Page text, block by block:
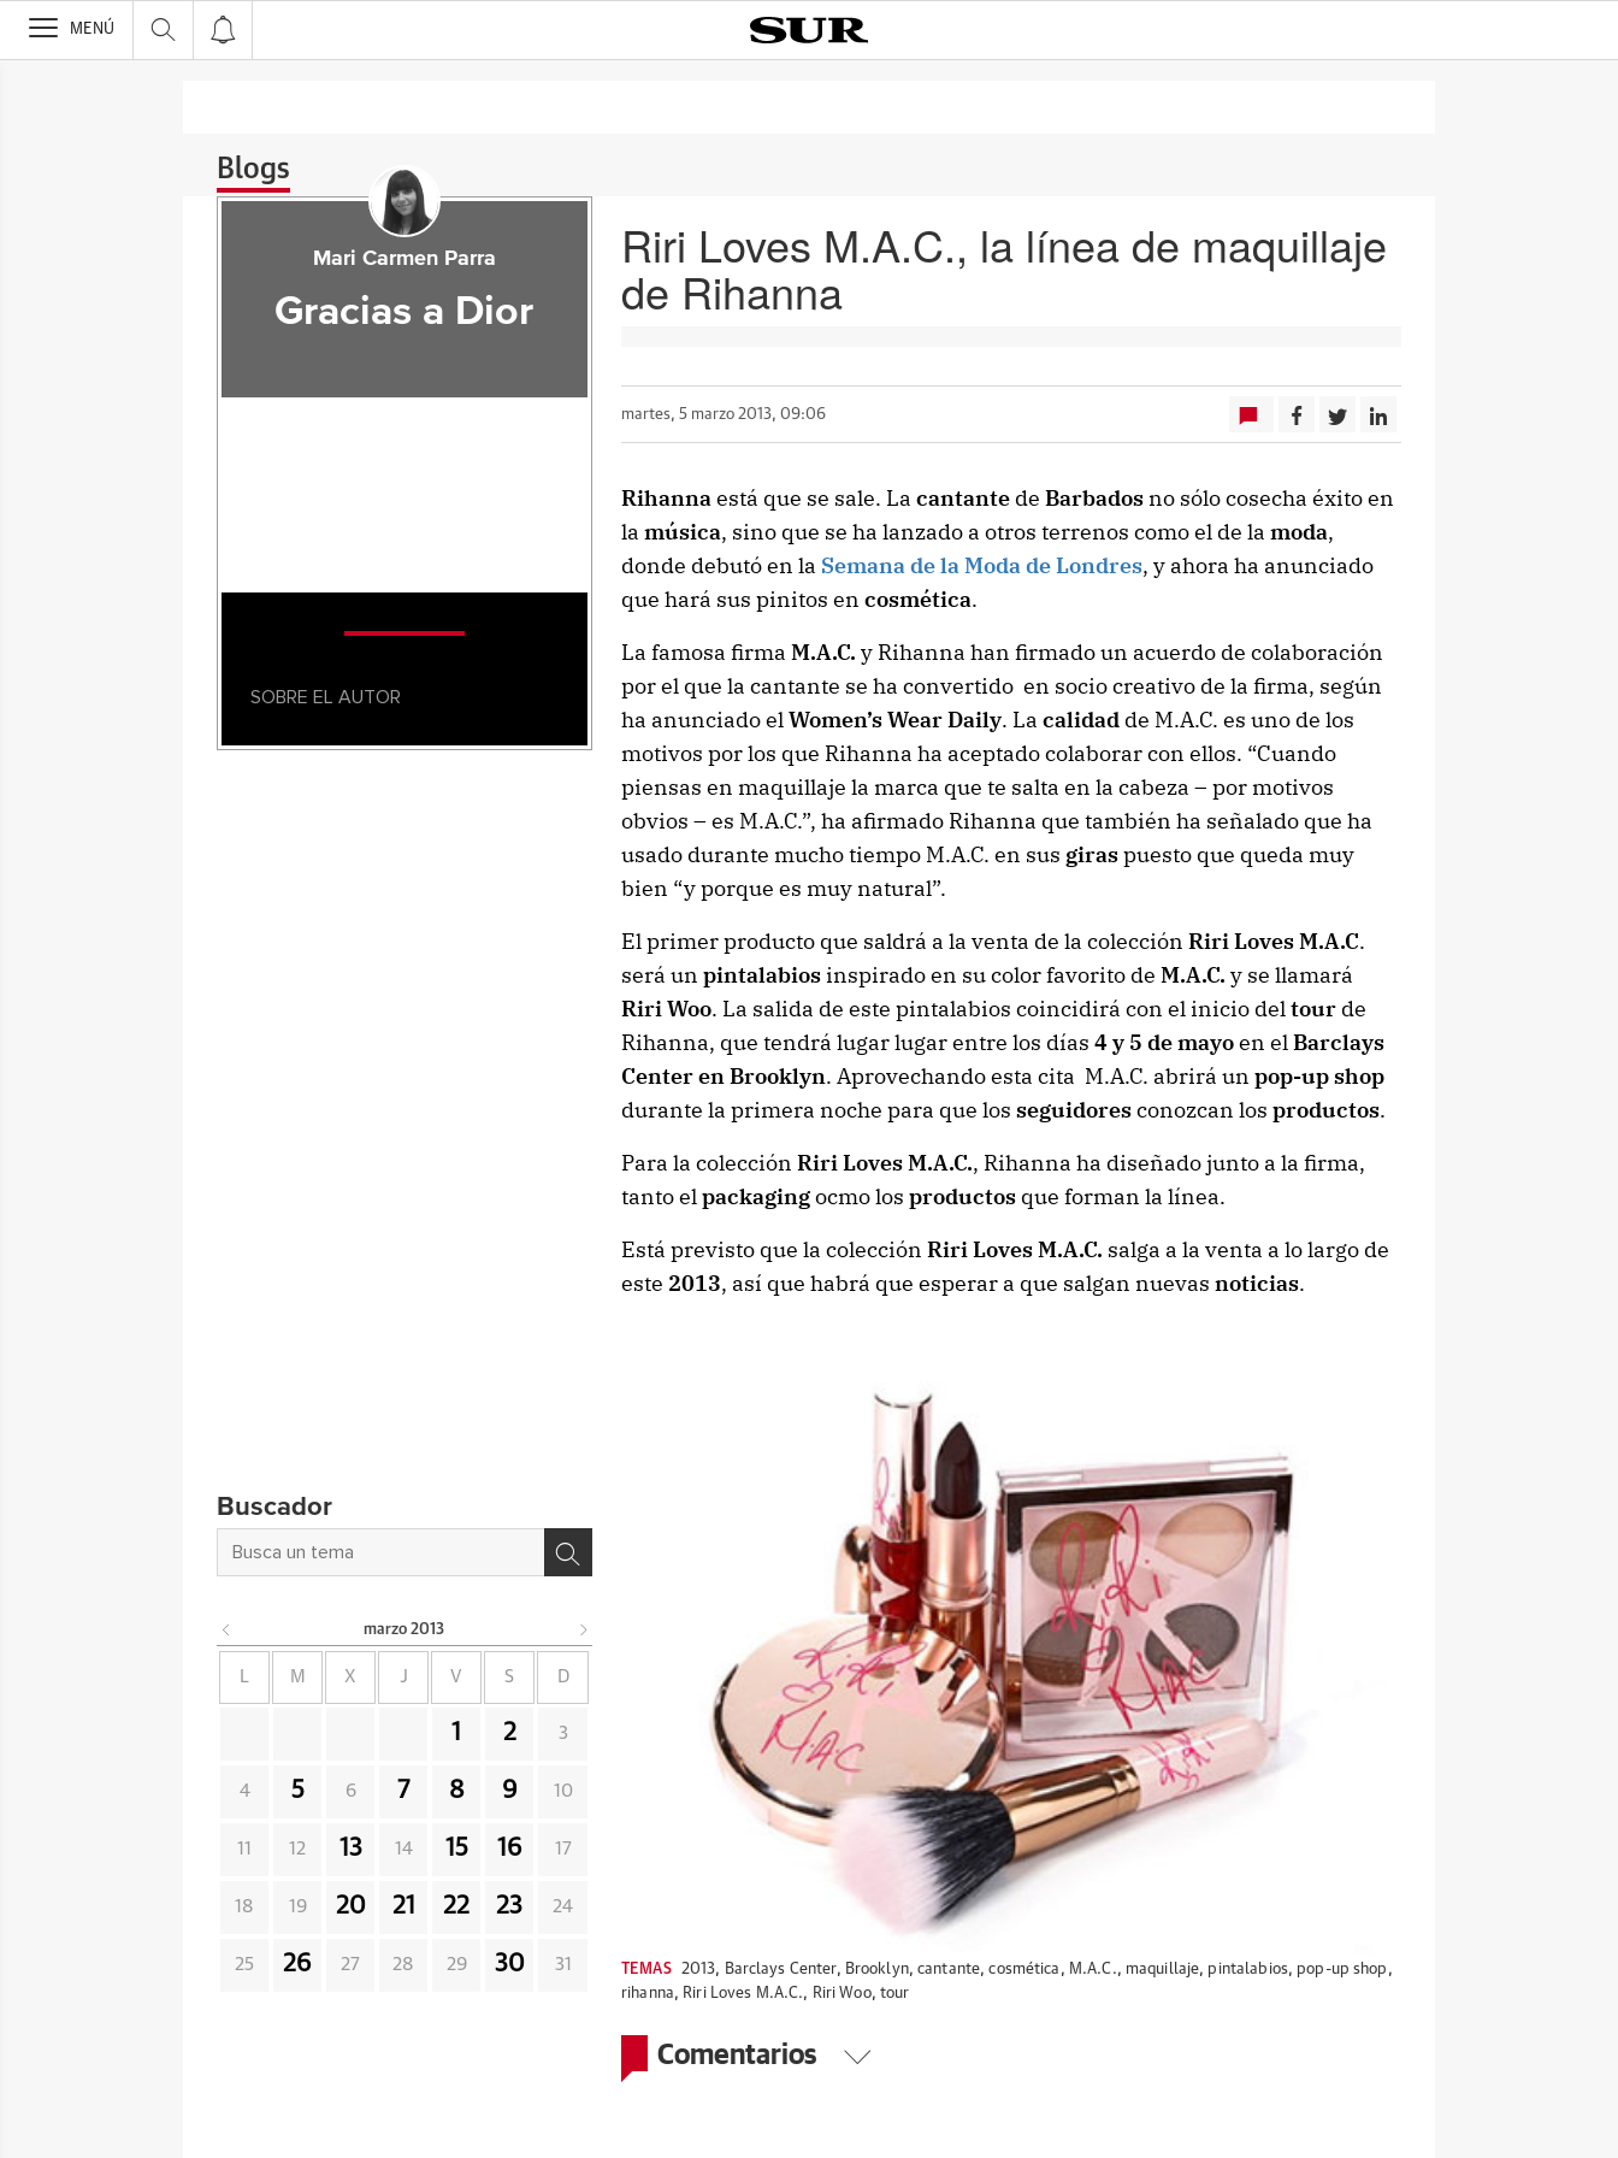
>
MENÚ
Blogs
Riri Loves M.A.C., la línea de maquillaje
de Rihanna
martes, 5 marzo 2013, 09:06
Rihannaestá que se sale. La cantantede Barbadosno sólo cosecha éxito en
la música, sino que se ha lanzado a otros terrenos como el de la moda,
donde debutó en la Semana de la Moda de Londres, y ahora ha anunciado
que hará sus pinitos en cosmética.
La famosa firma M.A.C. y Rihanna han firmado un acuerdo de colaboración
por el que la cantante se ha convertido en socio creativo de la firma, según
ha anunciado elWomen’s Wear Daily. La calidadde M.A.C. es uno de los
motivos por los que Rihanna ha aceptado colaborar con ellos. “Cuando
piensas en maquillaje la marca que te salta en la cabeza – por motivos
obvios – es M.A.C.”, ha afirmado Rihanna que también ha señalado que ha
usado durante mucho tiempo M.A.C. en sus giraspuesto que queda muy
bien “y porque es muy natural”.
El primer producto que saldrá a la venta de la colección Riri Loves M.A.C.
será un pintalabiosinspirado en su color favorito de M.A.C. y se llamará
Riri Woo. La salida de este pintalabios coincidirá con el inicio deltourde
Rihanna, que tendrá lugar lugar entre los días 4 y 5 de mayoen elBarclays
Center en Brooklyn. Aprovechando esta cita M.A.C. abrirá un pop-up shop
durante la primera noche para que los seguidoresconozcan los productos.
Para la colección Riri Loves M.A.C., Rihanna ha diseñado junto a la firma,
tanto elpackagingocmo los productosque forman la línea.
Está previsto que la colección Riri Loves M.A.C. salga a la venta a lo largo de
este 2013, así que habrá que esperar a que salgan nuevas noticias.
TEMAS 2013, Barclays Center, Brooklyn,cantante,cosmética , M.A.C., maquillaje, pintalabios, pop-up shop ,
rihanna, Riri Loves M.A.C., Riri Woo, tour
Comentarios
Mari Carmen Parra
Gracias a Dior
SOBRE EL AUTOR
Buscador
marzo 2013
L M X J V S D
1 2 3
4 5 6 7 8 9 10
11 12 13 14 15 16 17
18 19 20 21 22 23 24
25 26 27 28 29 30 31